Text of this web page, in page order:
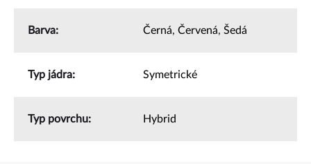
Barva: Černá, Červená, Šedá
Typ jádra: Symetrické
Typ povrchu: Hybrid